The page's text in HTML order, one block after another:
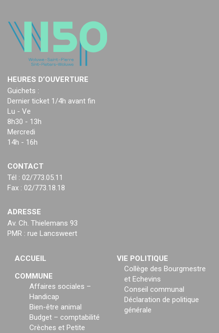
HEURES D’OUVERTURE
Guichets :
Dernier ticket 1/4h avant fin
Lu - Ve
8h30 - 13h
Mercredi
14h - 16h
CONTACT
Tél : 02/773.05.11
Fax : 02/773.18.18
ADRESSE
Av. Ch. Thielemans 93
PMR : rue Lancsweert
ACCUEIL
COMMUNE
Affaires sociales –
Handicap
Bien-être animal
Budget – comptabilité
Crèches et Petite
VIE POLITIQUE
Collège des Bourgmestre
et Echevins
Conseil communal
Déclaration de politique
générale